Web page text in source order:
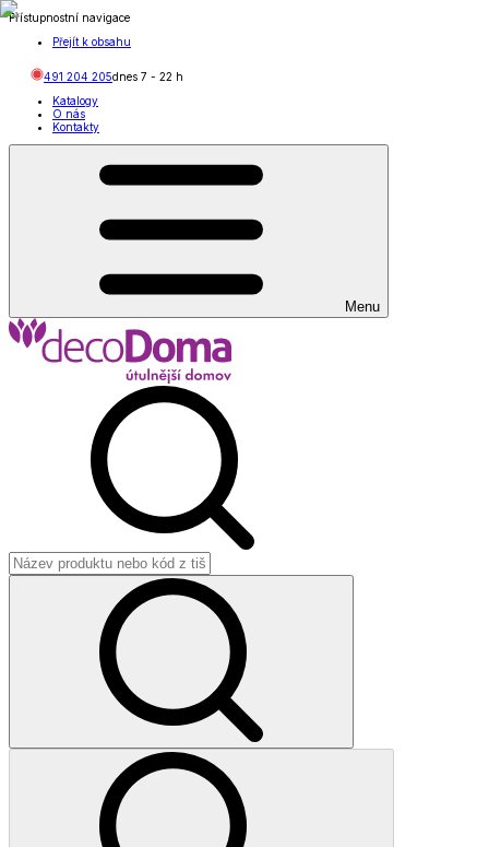
Přístupnostní navigace
Přejít k obsahu
491 204 205dnes 7 - 22 h
Katalogy
O nás
Kontakty
Menu